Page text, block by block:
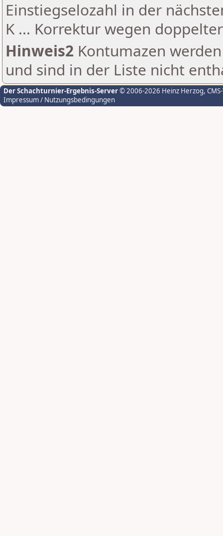
Einstiegselozahl in der
K ... Korrektur wegen
Hinweis2 Kontumazen
und sind in der Liste nicht
Der Schachturnier-Ergebnis-Server© 2006-2026 Heinz Herzog,
Impressum / Nutzungsbedingungen